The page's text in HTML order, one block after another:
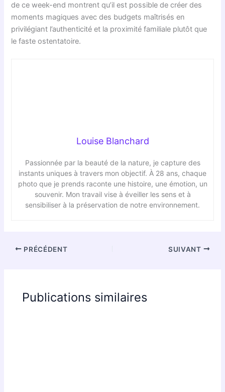
de ce week-end montrent qu’il est possible de créer des
moments magiques avec des budgets maîtrisés en
privilégiant l’authenticité et la proximité familiale plutôt que
le faste ostentatoire.
Louise Blanchard
Passionnée par la beauté de la nature, je capture des
instants uniques à travers mon objectif. À 28 ans, chaque
photo que je prends raconte une histoire, une émotion, un
souvenir. Mon travail vise à éveiller les sens et à
sensibiliser à la préservation de notre environnement.
PRÉCÉDENT SUIVANT
Publications similaires